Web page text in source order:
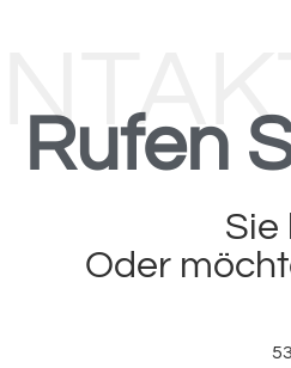
Rufen
Sie
Oder